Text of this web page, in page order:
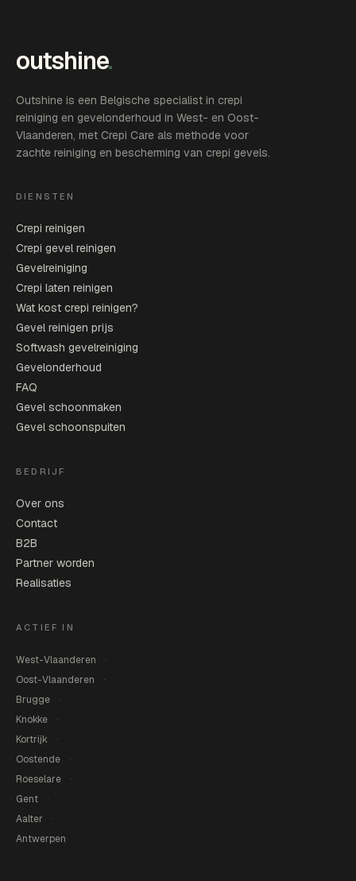
outshine.
Outshine is een Belgische specialist in crepi
reiniging en gevelonderhoud in West- en Oost-
Vlaanderen, met Crepi Care als methode voor
zachte reiniging en bescherming van crepi gevels.
DIENSTEN
Crepi reinigen
Crepi gevel reinigen
Gevelreiniging
Crepi laten reinigen
Wat kost crepi reinigen?
Gevel reinigen prijs
Softwash gevelreiniging
Gevelonderhoud
FAQ
Gevel schoonmaken
Gevel schoonspuiten
BEDRIJF
Over ons
Contact
B2B
Partner worden
Realisaties
ACTIEF IN
West-Vlaanderen
Oost-Vlaanderen
Brugge
Knokke
Kortrijk
Oostende
Roeselare
Gent
Aalter
Antwerpen